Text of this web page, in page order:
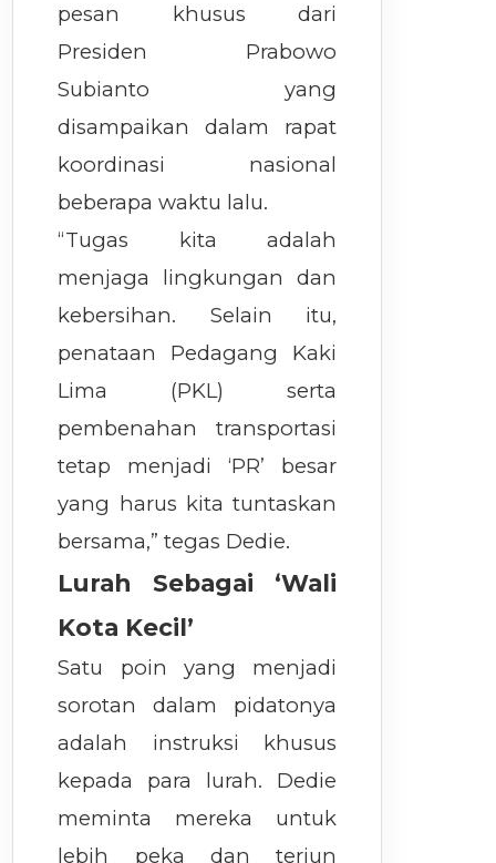
pesan khusus dari
Presiden Prabowo
Subianto yang
disampaikan dalam rapat
koordinasi nasional
beberapa waktu lalu.
“Tugas kita adalah
menjaga lingkungan dan
kebersihan. Selain itu,
penataan Pedagang Kaki
Lima (PKL) serta
pembenahan transportasi
tetap menjadi ‘PR’ besar
yang harus kita tuntaskan
bersama,” tegas Dedie.
Lurah Sebagai ‘Wali
Kota Kecil’
Satu poin yang menjadi
sorotan dalam pidatonya
adalah instruksi khusus
kepada para lurah. Dedie
meminta mereka untuk
lebih peka dan terjun